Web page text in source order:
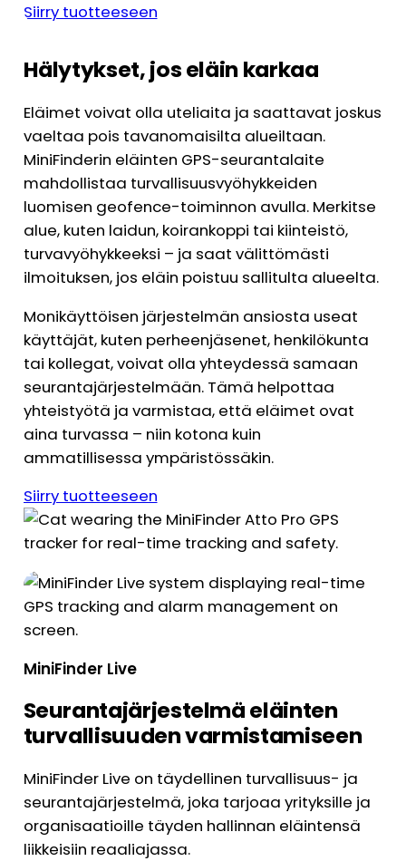
Siirry tuotteeseen
Hälytykset, jos eläin karkaa
Eläimet voivat olla uteliaita ja saattavat joskus
vaeltaa pois tavanomaisilta alueiltaan.
MiniFinderin eläinten GPS-seurantalaite
mahdollistaa turvallisuusvyöhykkeiden
luomisen geofence-toiminnon avulla. Merkitse
alue, kuten laidun, koirankoppi tai kiinteistö,
turvavyöhykkeeksi – ja saat välittömästi
ilmoituksen, jos eläin poistuu sallitulta alueelta.
Monikäyttöisen järjestelmän ansiosta useat
käyttäjät, kuten perheenjäsenet, henkilökunta
tai kollegat, voivat olla yhteydessä samaan
seurantajärjestelmään. Tämä helpottaa
yhteistyötä ja varmistaa, että eläimet ovat
aina turvassa – niin kotona kuin
ammatillisessa ympäristössäkin.
Siirry tuotteeseen
MiniFinder Live
Seurantajärjestelmä eläinten
turvallisuuden varmistamiseen
MiniFinder Live on täydellinen turvallisuus- ja
seurantajärjestelmä, joka tarjoaa yrityksille ja
organisaatioille täyden hallinnan eläintensä
liikkeisiin reaaliajassa.